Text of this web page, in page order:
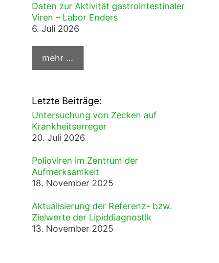
Daten zur Aktivität gastrointestinaler
Viren – Labor Enders
6. Juli 2026
Letzte Beiträge:
Untersuchung von Zecken auf
Krankheitserreger
20. Juli 2026
Polioviren im Zentrum der
Aufmerksamkeit
18. November 2025
Aktualisierung der Referenz- bzw.
Zielwerte der Lipiddiagnostik
13. November 2025